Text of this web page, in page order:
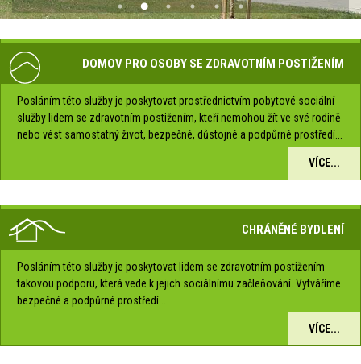
DOMOV PRO OSOBY SE ZDRAVOTNÍM POSTIŽENÍM
Posláním této služby je poskytovat prostřednictvím pobytové sociální
služby lidem se zdravotním postižením, kteří nemohou žít ve své rodině
nebo vést samostatný život, bezpečné, důstojné a podpůrné prostředí...
VÍCE...
CHRÁNĚNÉ BYDLENÍ
Posláním této služby je poskytovat lidem se zdravotním postižením
takovou podporu, která vede k jejich sociálnímu začleňování. Vytváříme
bezpečné a podpůrné prostředí...
VÍCE...